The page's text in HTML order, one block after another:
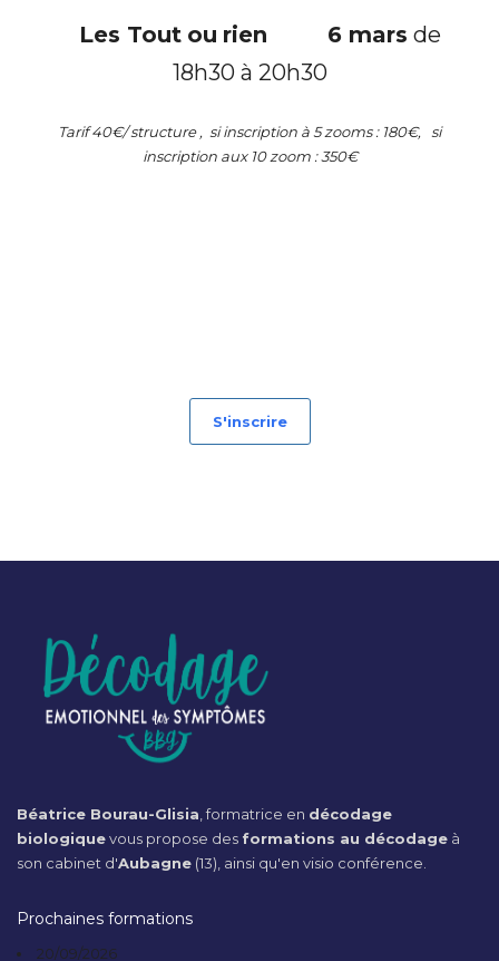
Les Tout ou rien 6 mars de
18h30 à 20h30
Tarif 40€/structure, si inscription à 5 zooms : 180€, si
inscription aux 10 zoom : 350€
S'inscrire
Béatrice Bourau-Glisia , formatrice en décodage
biologiquevous propose des formations au décodage à
son cabinet d'Aubagne (13), ainsi qu'en visio conférence.
Prochaines formations
20/09/2026